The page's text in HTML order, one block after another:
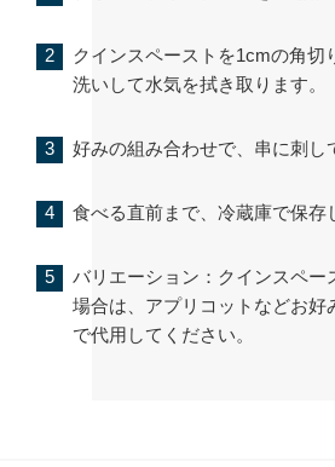
クインスペーストを1cmの角切
洗いして水気を拭き取ります。
好みの組み合わせで、串に刺し
食べる直前まで、冷蔵庫で保存
バリエーション：クインスペー
場合は、アプリコットなどお好
で代用してください。